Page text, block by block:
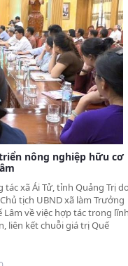
nông nghiệp hữu cơ
xã Ái Tử, tỉnh Quảng Trị
tịch UBND xã làm Trưởng
Lâm về việc hợp tác trong
liên kết chuỗi giá trị Quế